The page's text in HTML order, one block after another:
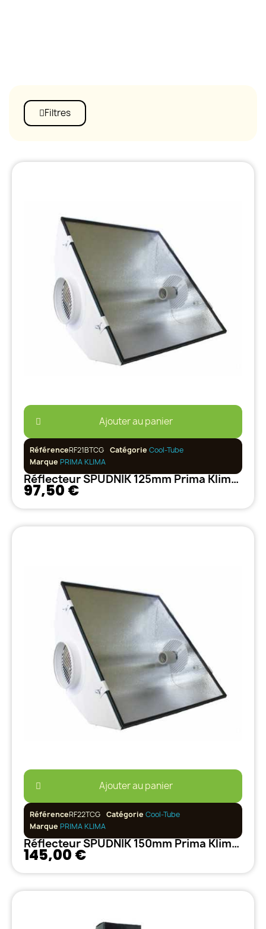
Filtres
Ajouter au panier
RéférenceRF21BTCG Catégorie Cool-Tube
Marque PRIMA KLIMA
Réflecteur SPUDNIK 125mm Prima Klima Vitré Ventilé
97,50 €
Ajouter au panier
RéférenceRF22TCG Catégorie Cool-Tube
Marque PRIMA KLIMA
Réflecteur SPUDNIK 150mm Prima Klima Vitré Ventilé
145,00 €